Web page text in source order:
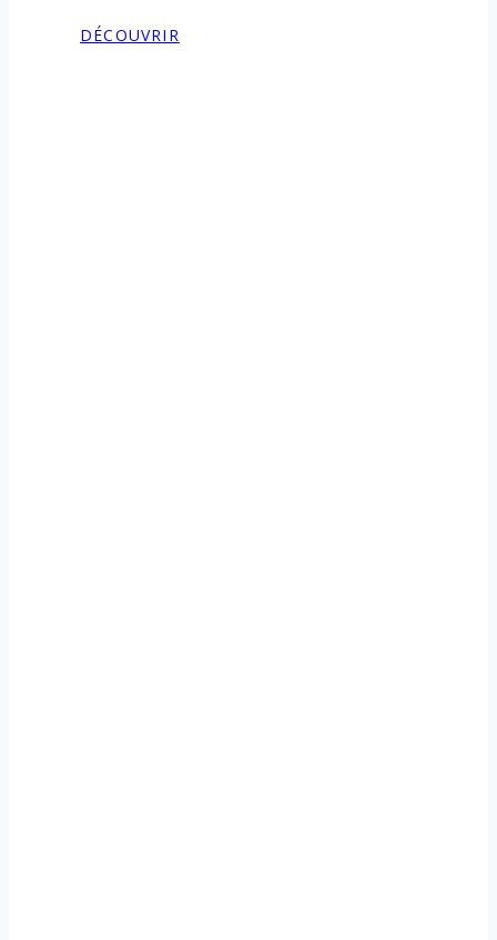
DÉCOUVRIR